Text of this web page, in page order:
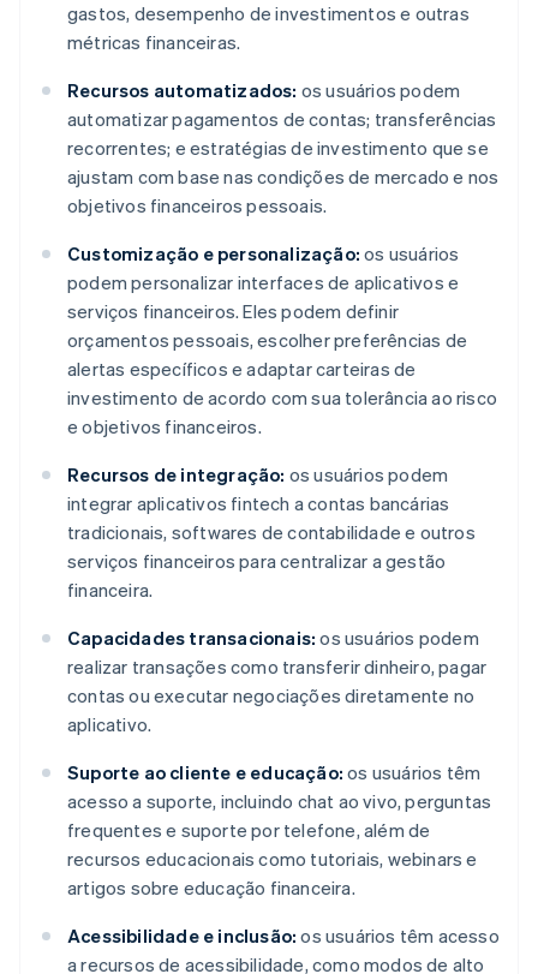
gastos, desempenho de investimentos e outras
métricas financeiras.
Recursos automatizados: os usuários podem
automatizar pagamentos de contas; transferências
recorrentes; e estratégias de investimento que se
ajustam com base nas condições de mercado e nos
objetivos financeiros pessoais.
Customização e personalização: os usuários
podem personalizar interfaces de aplicativos e
serviços financeiros. Eles podem definir
orçamentos pessoais, escolher preferências de
alertas específicos e adaptar carteiras de
investimento de acordo com sua tolerância ao risco
e objetivos financeiros.
Recursos de integração: os usuários podem
integrar aplicativos fintech a contas bancárias
tradicionais, softwares de contabilidade e outros
serviços financeiros para centralizar a gestão
financeira.
Capacidades transacionais: os usuários podem
realizar transações como transferir dinheiro, pagar
contas ou executar negociações diretamente no
aplicativo.
Suporte ao cliente e educação: os usuários têm
acesso a suporte, incluindo chat ao vivo, perguntas
frequentes e suporte por telefone, além de
recursos educacionais como tutoriais, webinars e
artigos sobre educação financeira.
Acessibilidade e inclusão: os usuários têm acesso
a recursos de acessibilidade, como modos de alto